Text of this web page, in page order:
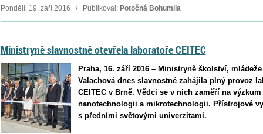
Pondělí, 19. září 2016 / Publikoval: Potočná Bohumila
Ministryně slavnostně otevřela laboratoře CEITEC
Praha, 16. září 2016 – Ministryně školství,
Valachová dnes slavnostně zahájila plný provoz
CEITEC v Brně. Vědci se v nich zaměří na
nanotechnologii a mikrotechnologii. Přístrojové
s předními světovými univerzitami.